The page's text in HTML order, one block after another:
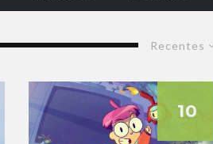
Recentes
10